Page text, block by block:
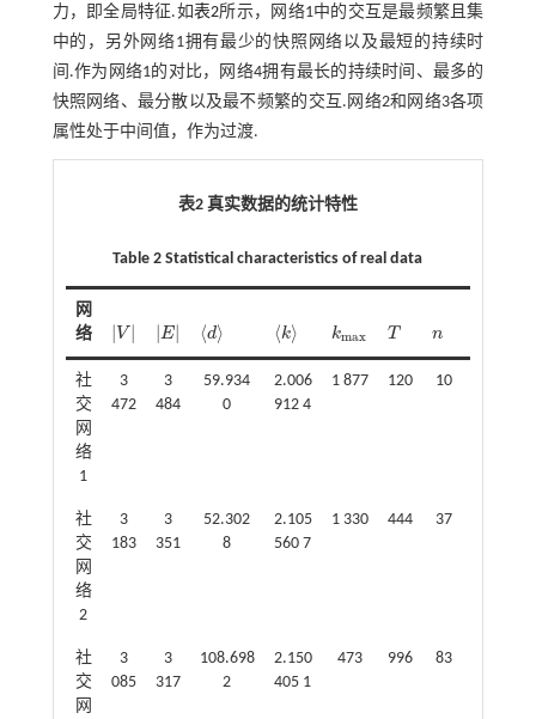
力，即全局特征.如表2所示，网络1中的交互是最频繁且集
中的，另外网络1拥有最少的快照网络以及最短的持续时
间.作为网络1的对比，网络4拥有最长的持续时间、最多的
快照网络、最分散以及最不频繁的交互.网络2和网络3各项
属性处于中间值，作为过渡.
表2 真实数据的统计特性
Table 2 Statistical characteristics of real data
网
络
| V |
V | E|
E ⟨d⟩
d ⟨k⟩
k kmax
kmax T
T n
n
社
交
网
络
1
3
472
3
484
59.934
0
2.006
912 4
1 877 120 10
社
交
网
络
2
3
183
3
351
52.302
8
2.105
560 7
1 330 444 37
社
交
网
3
085
3
317
108.698
2
2.150
405 1
473 996 83